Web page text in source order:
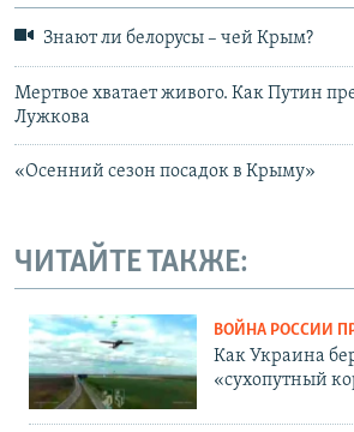
Знают ли белорусы – чей Крым?
Мертвое хватает живого. Как Путин
Лужкова
«Осенний сезон посадок в Крыму»
ЧИТАЙТЕ ТАКЖЕ:
ВОЙНА РОССИИ
Как Украина
«сухопутный